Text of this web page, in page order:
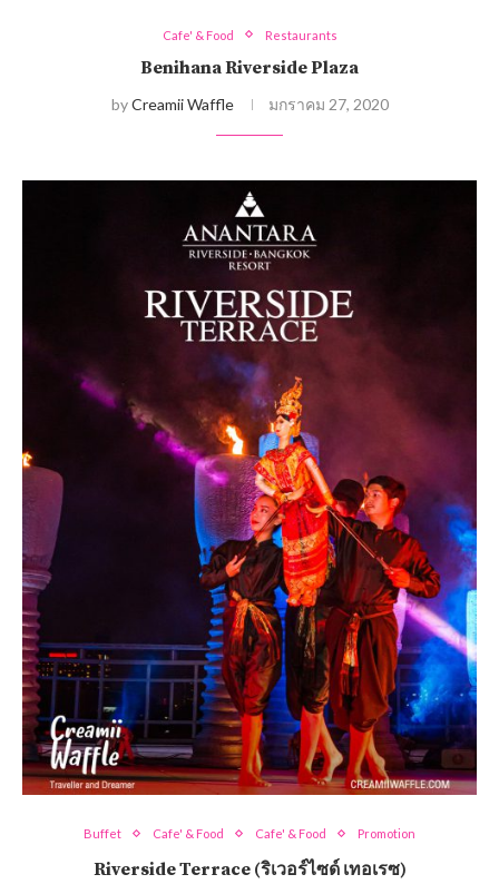
Cafe' & Food Restaurants
Benihana Riverside Plaza
byCreamii Waffle มกราคม 27, 2020
Buffet Cafe' & Food Cafe' & Food Promotion
Riverside Terrace (ริเวอร์ไซด์ เทอเรซ)